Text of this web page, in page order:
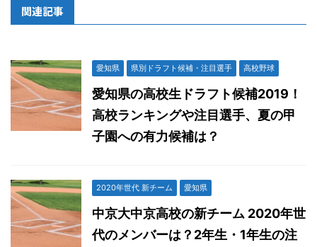
関連記事
愛知県 県別ドラフト候補・注目選手 高校野球
愛知県の高校生ドラフト候補2019！
高校ランキングや注目選手、夏の甲
子園への有力候補は？
2020年世代 新チーム 愛知県
中京大中京高校の新チーム 2020年世
代のメンバーは？2年生・1年生の注